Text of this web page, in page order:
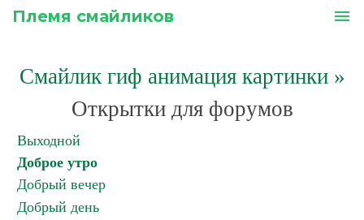
Племя смайликов menu
Смайлик гиф анимация картинки»
Открытки для форумов
Выходной
Доброе утро
Добрый вечер
Добрый день